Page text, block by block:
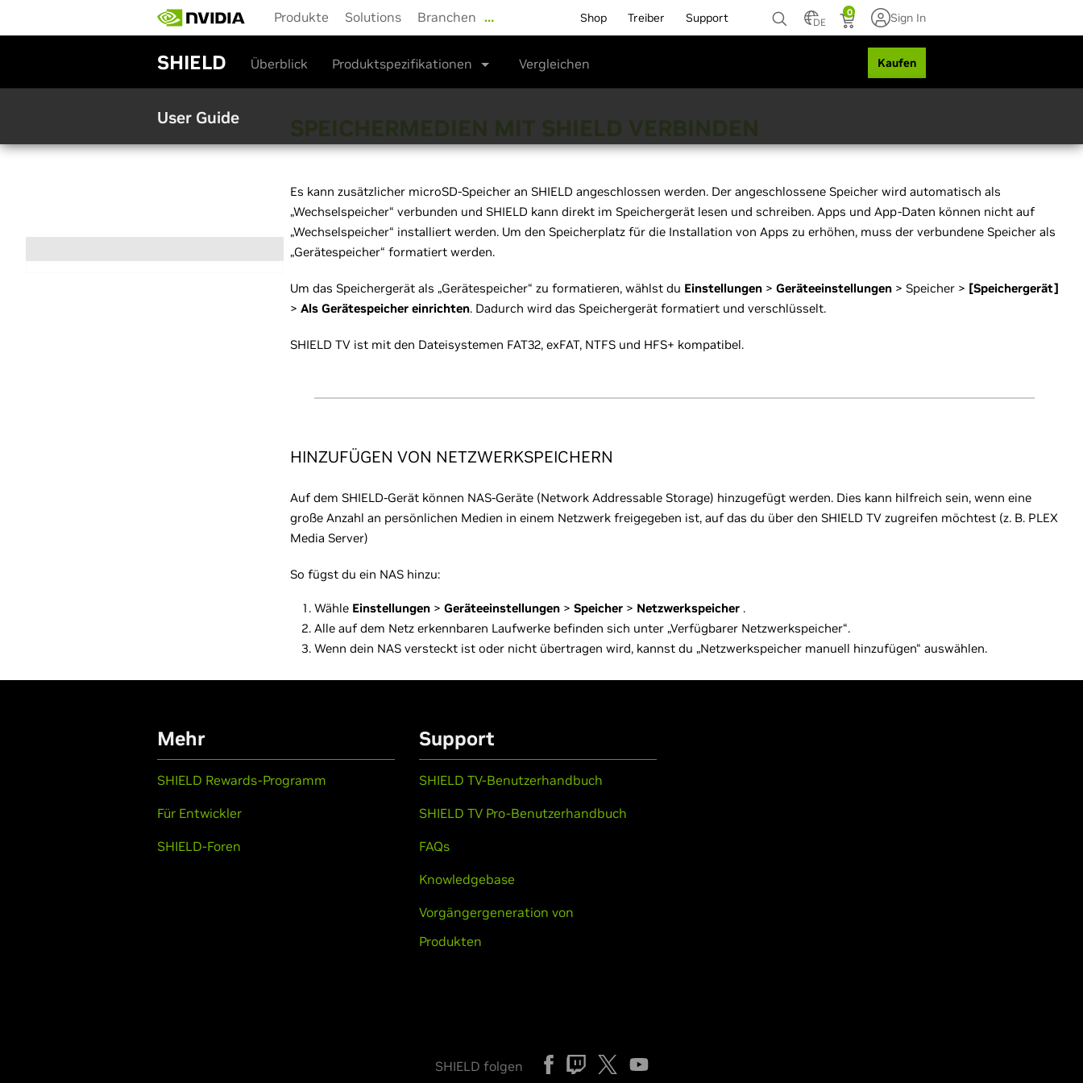
i
o
n
Produkte Solutions Branchen … Shop Treiber Support DE
0 Sign In
SHIELD Überblick Produktspezifikationen Vergleichen Kaufen
User Guide SPEICHERMEDIEN MIT SHIELD VERBINDEN
Es kann zusätzlicher microSD-Speicher an SHIELD angeschlossen werden. Der angeschlossene Speicher wird automatisch als
„Wechselspeicher“ verbunden und SHIELD kann direkt im Speichergerät lesen und schreiben. Apps und App-Daten können nicht auf
„Wechselspeicher“ installiert werden. Um den Speicherplatz für die Installation von Apps zu erhöhen, muss der verbundene Speicher als
„Gerätespeicher“ formatiert werden.
Um das Speichergerät als „Gerätespeicher“ zu formatieren, wählst du Einstellungen > Geräteeinstellungen > Speicher > [Speichergerät]
> Als Gerätespeicher einrichten. Dadurch wird das Speichergerät formatiert und verschlüsselt.
SHIELD TV ist mit den Dateisystemen FAT32, exFAT, NTFS und HFS+ kompatibel.
HINZUFÜGEN VON NETZWERKSPEICHERN
Auf dem SHIELD-Gerät können NAS-Geräte (Network Addressable Storage) hinzugefügt werden. Dies kann hilfreich sein, wenn eine
große Anzahl an persönlichen Medien in einem Netzwerk freigegeben ist, auf das du über den SHIELD TV zugreifen möchtest (z. B. PLEX
Media Server)
So fügst du ein NAS hinzu:
Wähle Einstellungen > Geräteeinstellungen > Speicher > Netzwerkspeicher .
Alle auf dem Netz erkennbaren Laufwerke befinden sich unter „Verfügbarer Netzwerkspeicher“.
Wenn dein NAS versteckt ist oder nicht übertragen wird, kannst du „Netzwerkspeicher manuell hinzufügen“ auswählen.
Mehr
SHIELD Rewards-Programm
Für Entwickler
SHIELD-Foren
Support
SHIELD TV-Benutzerhandbuch
SHIELD TV Pro-Benutzerhandbuch
FAQs
Knowledgebase
Vorgängergeneration von
Produkten
SHIELD folgen